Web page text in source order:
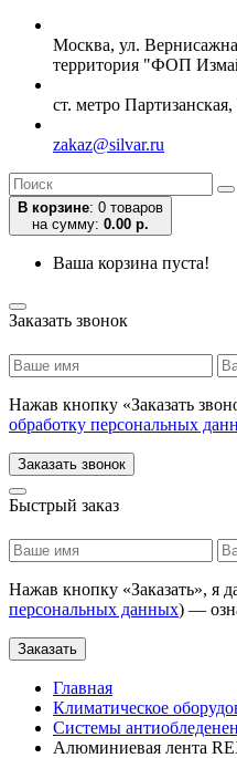
Москва, ул.
территория "ФОП
ст. метро
zakaz@silvar.ru
В корзине: 0 товаров
на сумму: 0.00 р.
Ваша корзина пуста!
Заказать звонок
Нажав кнопку «Заказать
обработку персональных
Заказать звонок
Быстрый заказ
Нажав кнопку «Заказать», я
персональных данных) —
Заказать
Главная
Климатическое
Системы
Алюминиевая лента